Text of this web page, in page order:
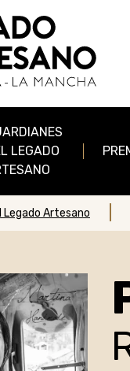
LEGADO
Legado Artesano